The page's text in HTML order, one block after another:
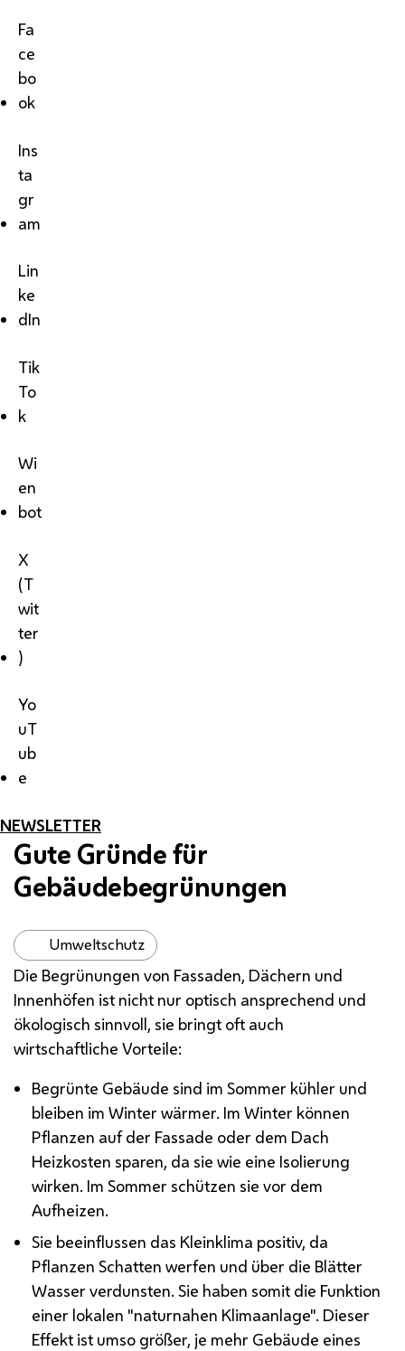
Fa
ce
bo
ok
Ins
ta
gr
am
Lin
ke
dIn
Tik
To
k
Wi
en
bot
X
(T
wit
ter
)
Yo
uT
ub
e
NEWSLETTER
Gute Gründe für
Gebäudebegrünungen
Umweltschutz
Die Begrünungen von Fassaden, Dächern und
Innenhöfen ist nicht nur optisch ansprechend und
ökologisch sinnvoll, sie bringt oft auch
wirtschaftliche Vorteile:
Begrünte Gebäude sind im Sommer kühler und
bleiben im Winter wärmer. Im Winter können
Pflanzen auf der Fassade oder dem Dach
Heizkosten sparen, da sie wie eine Isolierung
wirken. Im Sommer schützen sie vor dem
Aufheizen.
Sie beeinflussen das Kleinklima positiv, da
Pflanzen Schatten werfen und über die Blätter
Wasser verdunsten. Sie haben somit die Funktion
einer lokalen "naturnahen Klimaanlage". Dieser
Effekt ist umso größer, je mehr Gebäude eines